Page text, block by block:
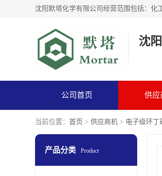
沈
公司首页 供应
当前位置： 首页 > 供应商机 > 电子级环丁
产品分类 Product